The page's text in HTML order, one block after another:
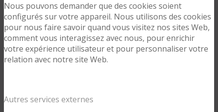
Nous pouvons demander que des cookies soient
configurés sur votre appareil. Nous utilisons des cookies
pour nous faire savoir quand vous visitez nos sites Web,
comment vous interagissez avec nous, pour enrichir
votre expérience utilisateur et pour personnaliser votre
relation avec notre site Web.
Autres services externes